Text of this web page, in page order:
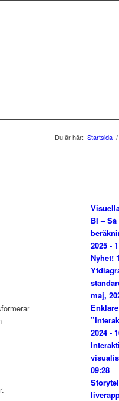
Du är här: Startsida /
BI –
2025 -
Nyhet!
maj,
2024 -
09:28